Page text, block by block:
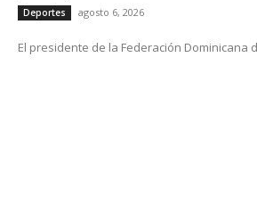
Deportes agosto 6, 2026
El presidente de la Federación Dominicana